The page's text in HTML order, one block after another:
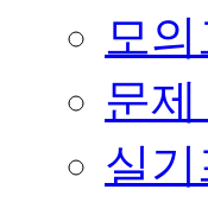
모
문제
실